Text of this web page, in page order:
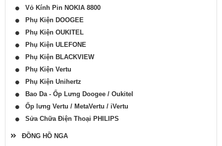
Vỏ Kính Pin NOKIA 8800
Phụ Kiện DOOGEE
Phụ Kiện OUKITEL
Phụ Kiện ULEFONE
Phụ Kiện BLACKVIEW
Phụ Kiện Vertu
Phụ Kiện Unihertz
Bao Da - Ốp Lưng Doogee / Oukitel
Ốp lưng Vertu / MetaVertu / iVertu
Sửa Chữa Điện Thoại PHILIPS
ĐỒNG HỒ NGA